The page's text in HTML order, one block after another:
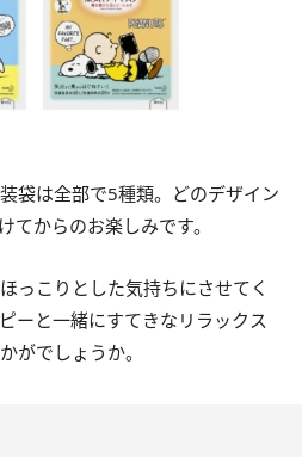
袋は全部で5種類。どのデザイン
てからのお楽しみです。
っこりとした気持ちにさせてく
ーと一緒にすてきなリラックス
がでしょうか。